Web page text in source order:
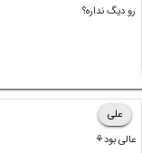
رو دیگ نداره؟
علی
عالی بود⚘